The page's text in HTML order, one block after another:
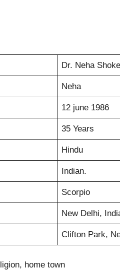
Dr. Neha
Neha
12 june 1986
35 Years
Hindu
Indian.
Scorpio
New Delhi,
Clifton Park,
home town